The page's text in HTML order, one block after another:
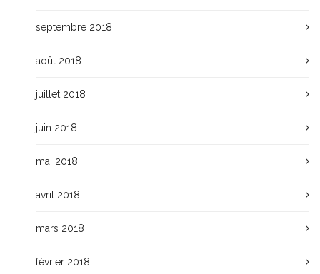
septembre 2018
août 2018
juillet 2018
juin 2018
mai 2018
avril 2018
mars 2018
février 2018